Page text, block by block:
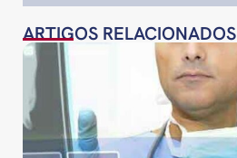
ARTIGOS RELACIONADOS